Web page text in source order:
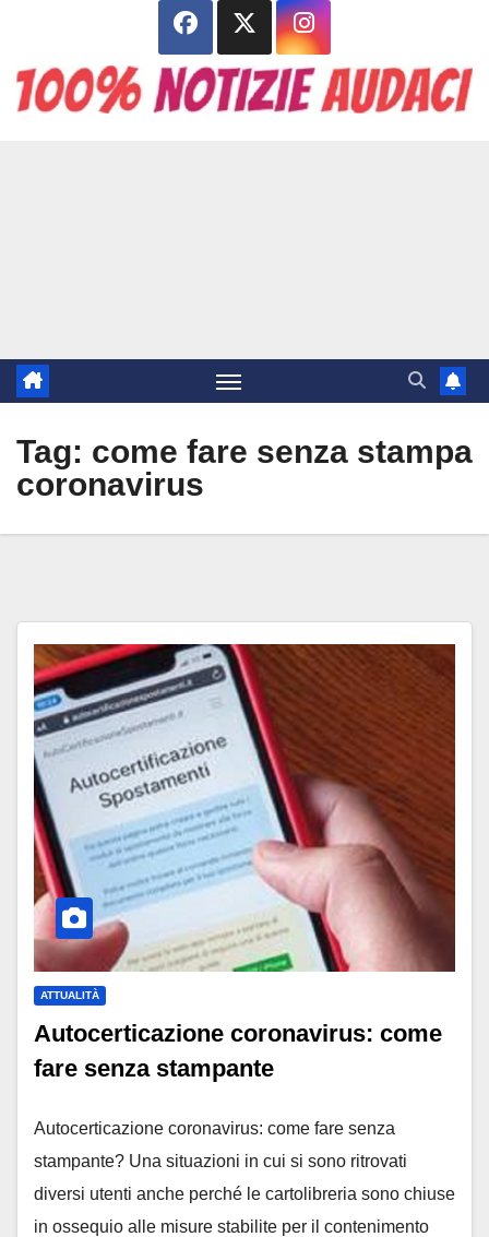
contenuto
Tag: come fare senza stampa
coronavirus
ATTUALITÀ
Autocerticazione coronavirus: come
fare senza stampante
Autocerticazione coronavirus: come fare senza
stampante? Una situazioni in cui si sono ritrovati
diversi utenti anche perché le cartolibreria sono chiuse
in ossequio alle misure stabilite per il contenimento